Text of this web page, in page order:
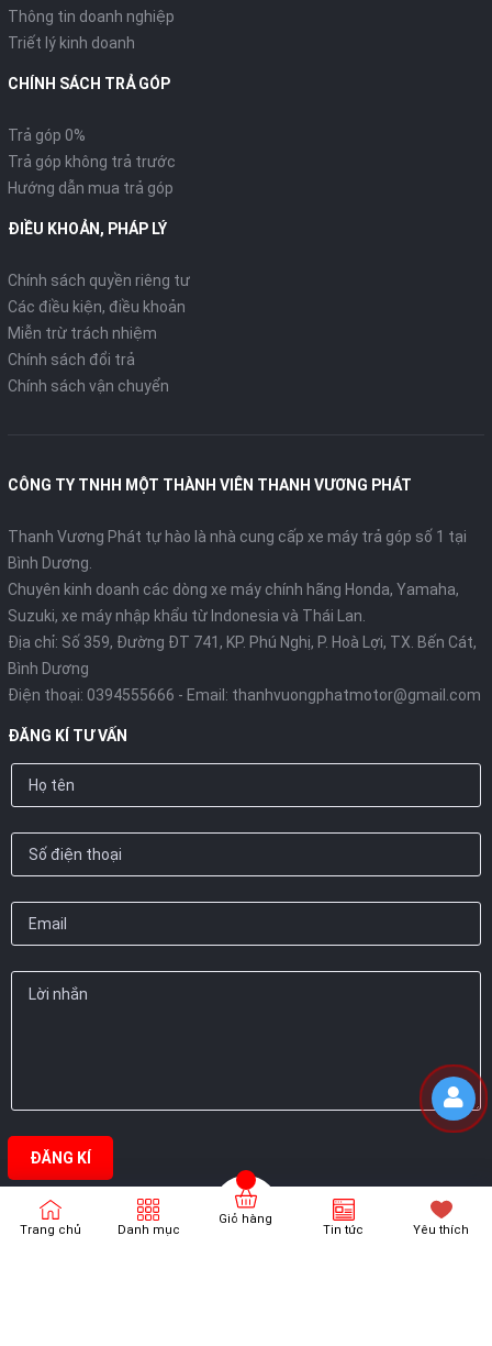
Thông tin doanh nghiệp
Triết lý kinh doanh
CHÍNH SÁCH TRẢ GÓP
Trả góp 0%
Trả góp không trả trước
Hướng dẫn mua trả góp
ĐIỀU KHOẢN, PHÁP LÝ
Chính sách quyền riêng tư
Các điều kiện, điều khoản
Miễn trừ trách nhiệm
Chính sách đổi trả
Chính sách vận chuyển
CÔNG TY TNHH MỘT THÀNH VIÊN THANH VƯƠNG PHÁT
Thanh Vương Phát tự hào là nhà cung cấp xe máy trả góp số 1 tại
Bình Dương.
Chuyên kinh doanh các dòng xe máy chính hãng Honda, Yamaha,
Suzuki, xe máy nhập khẩu từ Indonesia và Thái Lan.
Địa chỉ: Số 359, Đường ĐT 741, KP. Phú Nghị, P. Hoà Lợi, TX. Bến Cát,
Bình Dương
Điện thoại: 0394555666 - Email: thanhvuongphatmotor@gmail.com
ĐĂNG KÍ TƯ VẤN
ĐĂNG KÍ
Trang chủ Danh mục
Giỏ hàng
Tin tức Yêu thích